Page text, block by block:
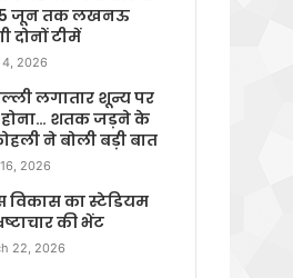
जून तक लखनऊ
दोनों टीमें
4, 2026
लगातार शून्य पर
शतक जड़ने के
ने बोली बड़ी बात
2026
विकास का स्टेडियम
की भेंट
22, 2026